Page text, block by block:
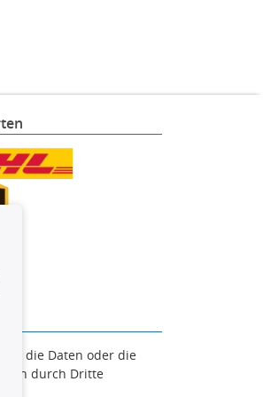
die Daten oder die
durch Dritte